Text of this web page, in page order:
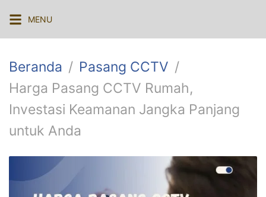
ke
konten
MENU
Beranda
Pasang CCTV
Harga Pasang CCTV Rumah,
Investasi Keamanan Jangka Panjang
untuk Anda